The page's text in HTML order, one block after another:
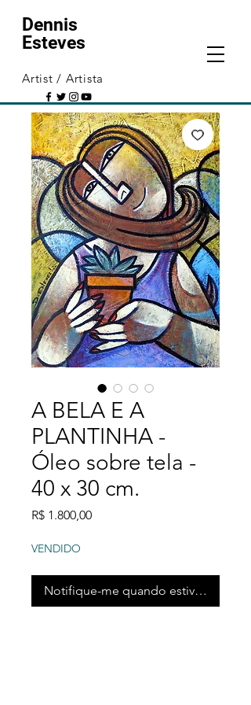
Dennis
Esteves
Artist / Artista
A BELA E A
PLANTINHA -
Óleo sobre tela -
40 x 30 cm.
R$ 1.800,00Preço
VENDIDO
Notifique-me quando estiver